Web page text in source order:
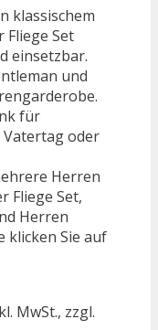
klassischem
Fliege Set
einsetzbar.
und
für
oder
Herren
Fliege Set,
Herren
klicken Sie auf
MwSt., zzgl.